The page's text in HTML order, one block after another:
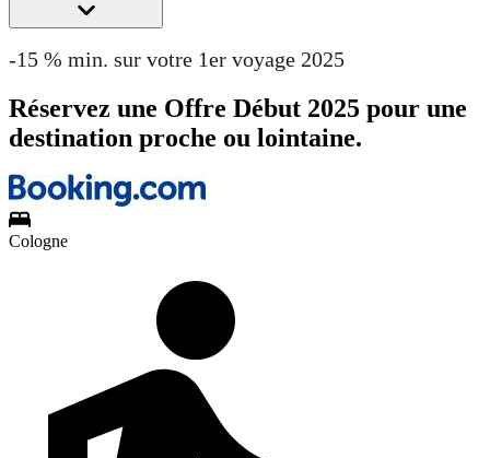
-15 % min. sur votre 1er voyage 2025
Réservez une Offre Début 2025 pour une
destination proche ou lointaine.
Cologne